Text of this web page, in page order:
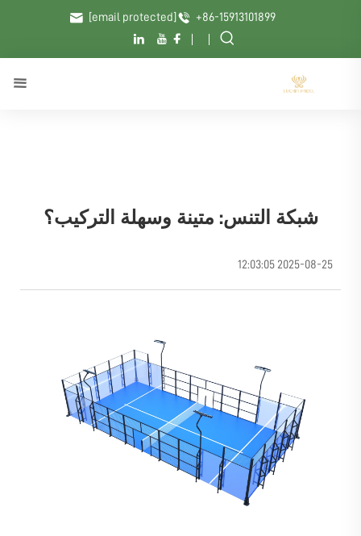
+86-15913101899
[email protected]
شبكة التنس: متينة وسهلة التركيب؟
2025-08-25 12:03:05